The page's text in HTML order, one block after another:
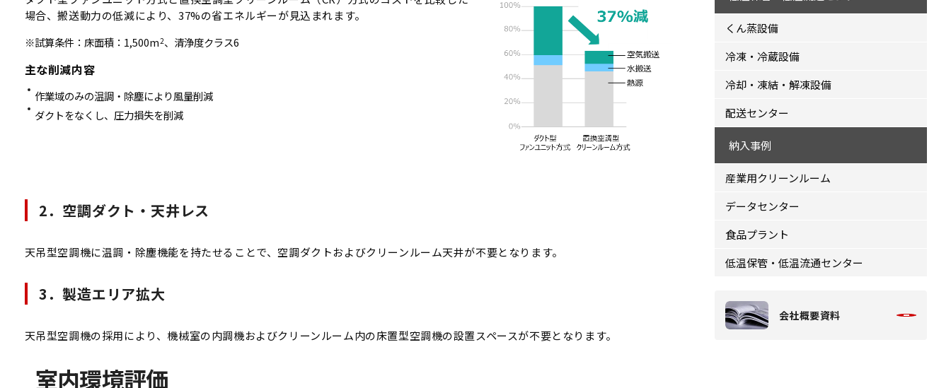
場合、搬送動力の低減により、37%の省エネルギーが見込まれます。
※試算条件：床面積：1,500m2、清浄度クラス6
主な削減内容
作業域のみの温調・除塵により風量削減
ダクトをなくし、圧力損失を削減
2．空調ダクト・天井レス
天吊型空調機に温調・除塵機能を持たせることで、空調ダクトおよびクリーンルーム天井が不要となります。
3．製造エリア拡大
天吊型空調機の採用により、機械室の内調機およびクリーンルーム内の床置型空調機の設置スペースが不要となります。
室内環境評価
くん蒸設備
冷凍・冷蔵設備
冷却・凍結・解凍設備
配送センター
納入事例
産業用クリーンルーム
データセンター
食品プラント
低温保管・低温流通センター
会社概要資料